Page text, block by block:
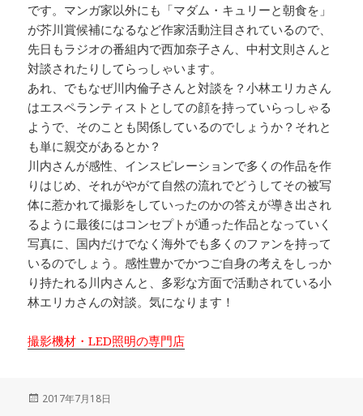
です。マンガ家以外にも「マダム・キュリーと朝食を」
が芥川賞候補になるなど作家活動注目されているので、
先日もラジオの番組内で西加奈子さん、中村文則さんと
対談されたりしてらっしゃいます。
あれ、でもなぜ川内倫子さんと対談を？小林エリカさん
はエスペランティストとしての顔を持っていらっしゃる
ようで、そのことも関係しているのでしょうか？それと
も単に親交があるとか？
川内さんが感性、インスピレーションで多くの作品を作
りはじめ、それがやがて自然の流れでどうしてその被写
体に惹かれて撮影をしていったのかの答えが導き出され
るように最後にはコンセプトが通った作品となっていく
写真に、国内だけでなく海外でも多くのファンを持って
いるのでしょう。感性豊かでかつご自身の考えをしっか
り持たれる川内さんと、多彩な方面で活動されている小
林エリカさんの対談。気になります！
撮影機材・LED照明の専門店
投
2017年7月18日